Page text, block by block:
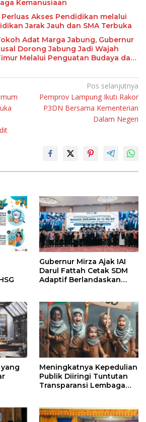
Kemanusiaan
Akses Pendidikan melalui
Jarak Jauh dan SMA Terbuka
Adat Marga Jabung, Gubernur
Dorong Jabung Jadi Wajah
Melalui Penguatan Budaya dan
Pos selanjutnya
Pemprov Lampung Ikuti Rakor
P3DN Bersama Kementerian
Dalam Negeri
Gubernur Mirza Ajak IAI
Darul Fattah Cetak SDM
Adaptif Berlandaskan
Meningkatnya Kepedulian
Publik Diiringi Tuntutan
Transparansi Lembaga